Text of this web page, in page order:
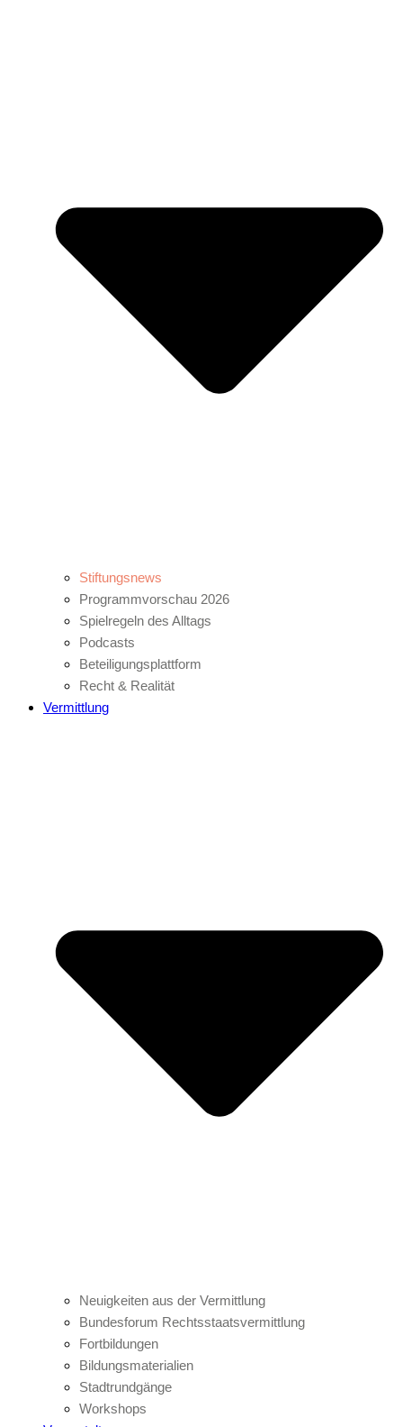
Stiftungsnews
Programmvorschau 2026
Spielregeln des Alltags
Podcasts
Beteiligungsplattform
Recht & Realität
Vermittlung
Neuigkeiten aus der Vermittlung
Bundesforum Rechtsstaatsvermittlung
Fortbildungen
Bildungsmaterialien
Stadtrundgänge
Workshops